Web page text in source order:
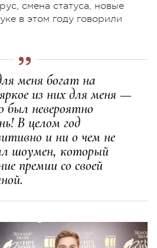
смена статуса, новые
в этом году говорили
меня богат на
из них для меня —
был невероятно
В целом год
и ни о чем не
шоумен, который
премии со своей